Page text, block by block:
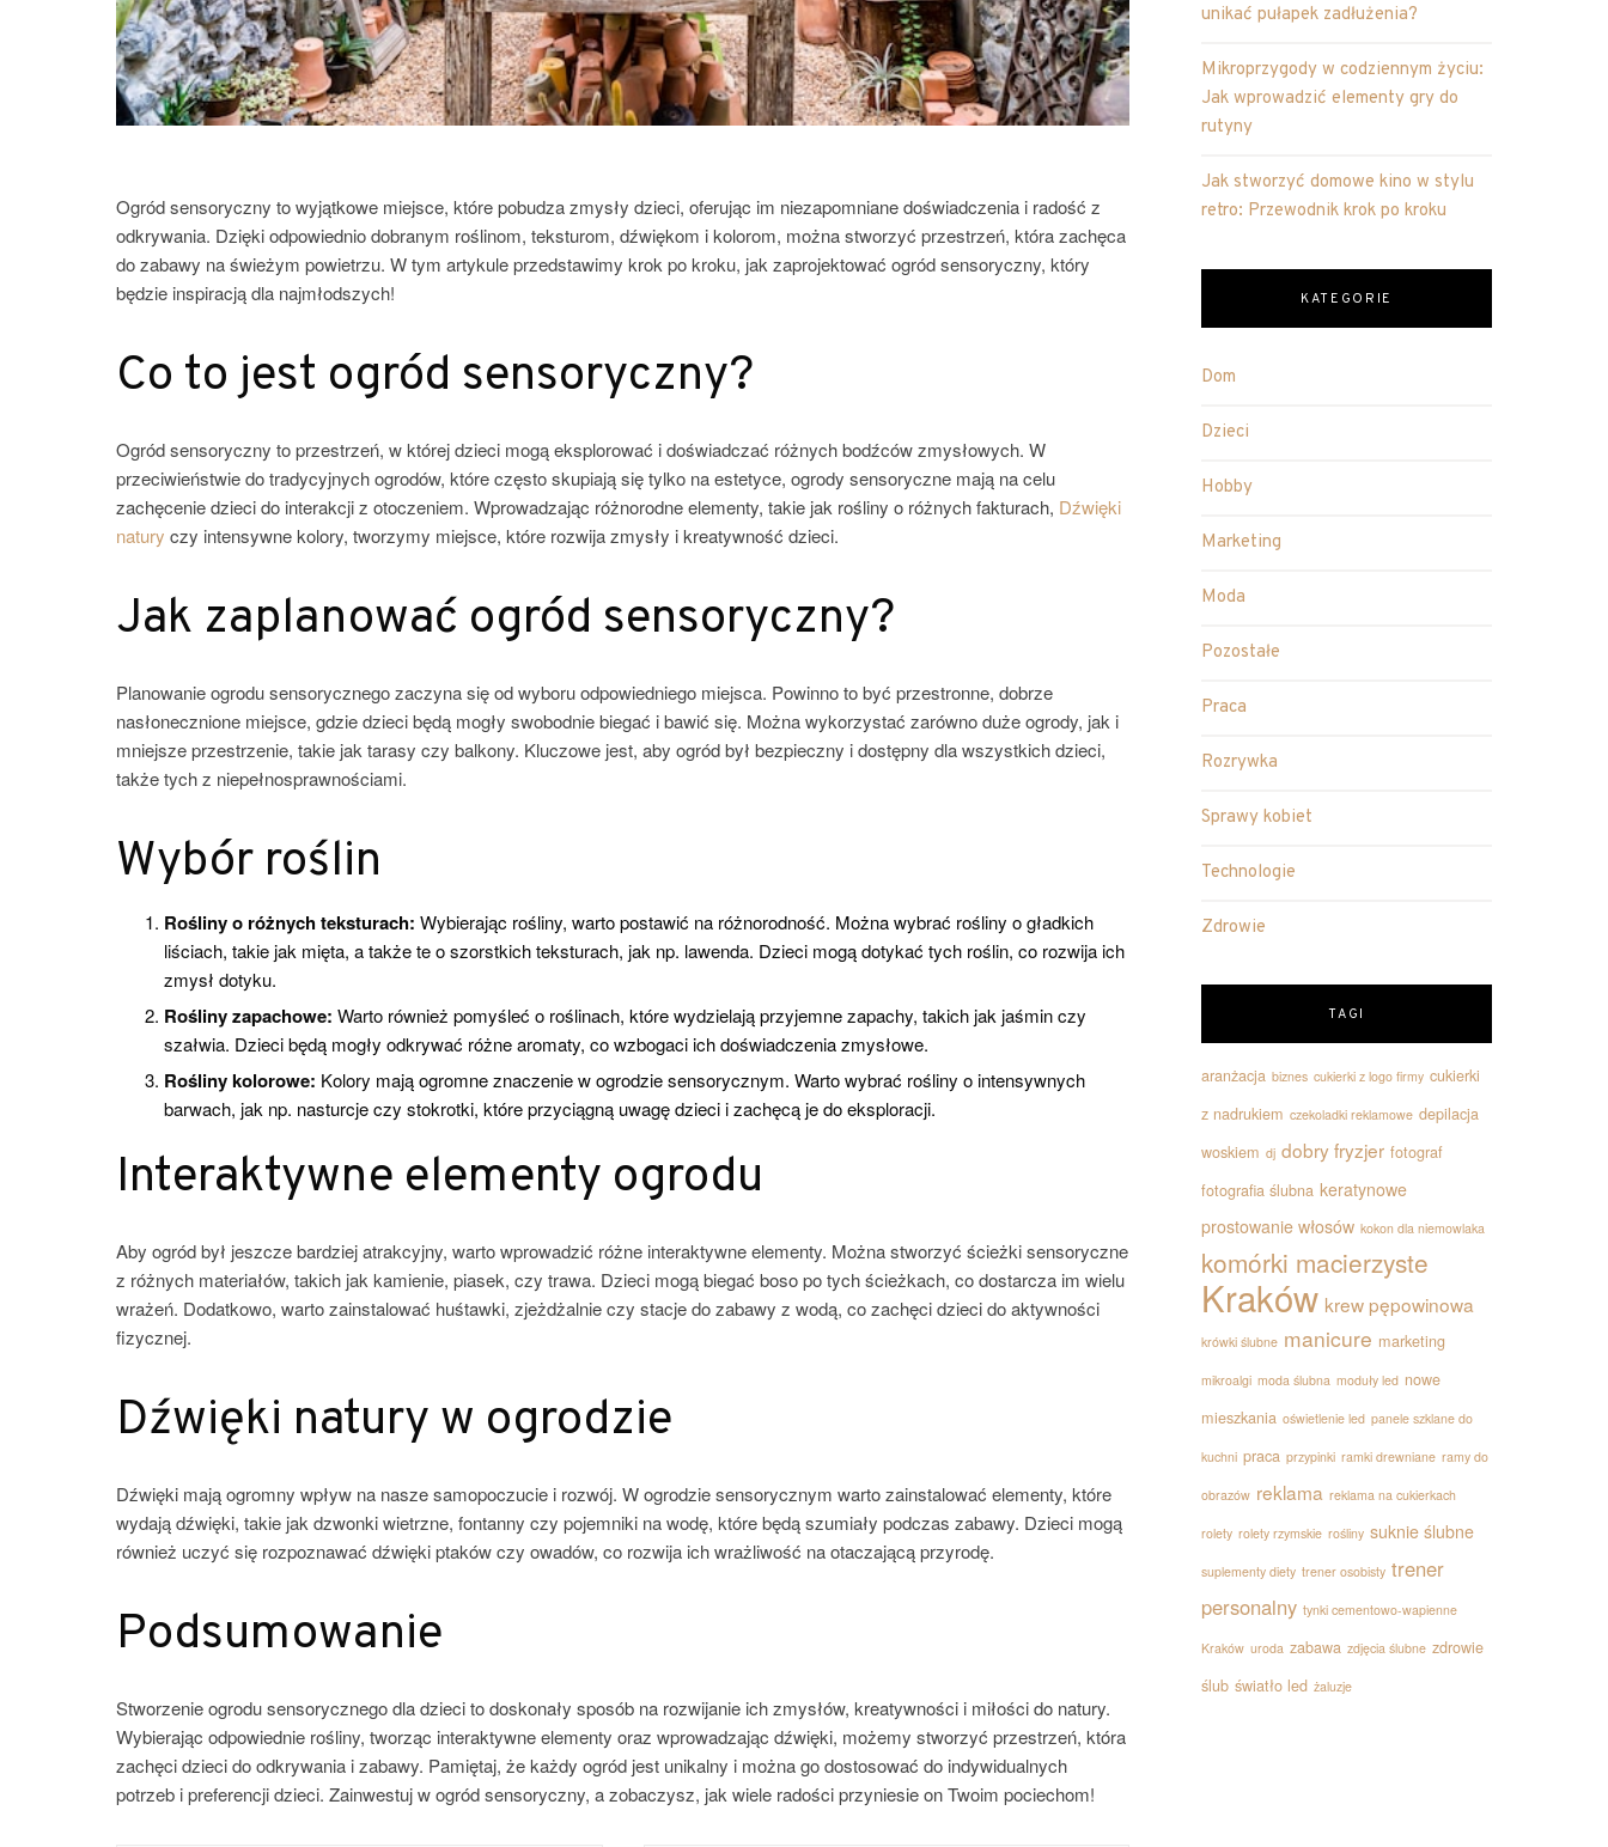
Ogród sensoryczny to wyjątkowe miejsce, które pobudza zmysły dzieci, oferując im niezapomniane doświadczenia i radość z
odkrywania. Dzięki odpowiednio dobranym roślinom, teksturom, dźwiękom i kolorom, można stworzyć przestrzeń, która zachęca
do zabawy na świeżym powietrzu. W tym artykule przedstawimy krok po kroku, jak zaprojektować ogród sensoryczny, który
będzie inspiracją dla najmłodszych!
Co to jest ogród sensoryczny?
Ogród sensoryczny to przestrzeń, w której dzieci mogą eksplorować i doświadczać różnych bodźców zmysłowych. W
przeciwieństwie do tradycyjnych ogrodów, które często skupiają się tylko na estetyce, ogrody sensoryczne mają na celu
zachęcenie dzieci do interakcji z otoczeniem. Wprowadzając różnorodne elementy, takie jak rośliny o różnych fakturach, Dźwięki
natury czy intensywne kolory, tworzymy miejsce, które rozwija zmysły i kreatywność dzieci.
Jak zaplanować ogród sensoryczny?
Planowanie ogrodu sensorycznego zaczyna się od wyboru odpowiedniego miejsca. Powinno to być przestronne, dobrze
nasłonecznione miejsce, gdzie dzieci będą mogły swobodnie biegać i bawić się. Można wykorzystać zarówno duże ogrody, jak i
mniejsze przestrzenie, takie jak tarasy czy balkony. Kluczowe jest, aby ogród był bezpieczny i dostępny dla wszystkich dzieci,
także tych z niepełnosprawnościami.
Wybór roślin
Rośliny o różnych teksturach: Wybierając rośliny, warto postawić na różnorodność. Można wybrać rośliny o gładkich
liściach, takie jak mięta, a także te o szorstkich teksturach, jak np. lawenda. Dzieci mogą dotykać tych roślin, co rozwija ich
zmysł dotyku.
Rośliny zapachowe: Warto również pomyśleć o roślinach, które wydzielają przyjemne zapachy, takich jak jaśmin czy
szałwia. Dzieci będą mogły odkrywać różne aromaty, co wzbogaci ich doświadczenia zmysłowe.
Rośliny kolorowe: Kolory mają ogromne znaczenie w ogrodzie sensorycznym. Warto wybrać rośliny o intensywnych
barwach, jak np. nasturcje czy stokrotki, które przyciągną uwagę dzieci i zachęcą je do eksploracji.
Interaktywne elementy ogrodu
Aby ogród był jeszcze bardziej atrakcyjny, warto wprowadzić różne interaktywne elementy. Można stworzyć ścieżki sensoryczne
z różnych materiałów, takich jak kamienie, piasek, czy trawa. Dzieci mogą biegać boso po tych ścieżkach, co dostarcza im wielu
wrażeń. Dodatkowo, warto zainstalować huśtawki, zjeżdżalnie czy stacje do zabawy z wodą, co zachęci dzieci do aktywności
fizycznej.
Dźwięki natury w ogrodzie
Dźwięki mają ogromny wpływ na nasze samopoczucie i rozwój. W ogrodzie sensorycznym warto zainstalować elementy, które
wydają dźwięki, takie jak dzwonki wietrzne, fontanny czy pojemniki na wodę, które będą szumiały podczas zabawy. Dzieci mogą
również uczyć się rozpoznawać dźwięki ptaków czy owadów, co rozwija ich wrażliwość na otaczającą przyrodę.
Podsumowanie
Stworzenie ogrodu sensorycznego dla dzieci to doskonały sposób na rozwijanie ich zmysłów, kreatywności i miłości do natury.
Wybierając odpowiednie rośliny, tworząc interaktywne elementy oraz wprowadzając dźwięki, możemy stworzyć przestrzeń, która
zachęci dzieci do odkrywania i zabawy. Pamiętaj, że każdy ogród jest unikalny i można go dostosować do indywidualnych
potrzeb i preferencji dzieci. Zainwestuj w ogród sensoryczny, a zobaczysz, jak wiele radości przyniesie on Twoim pociechom!
unikać pułapek zadłużenia?
Mikroprzygody w codziennym życiu:
Jak wprowadzić elementy gry do
rutyny
Jak stworzyć domowe kino w stylu
retro: Przewodnik krok po kroku
KATEGORIE
Dom
Dzieci
Hobby
Marketing
Moda
Pozostałe
Praca
Rozrywka
Sprawy kobiet
Technologie
Zdrowie
TAGI
aranżacja biznes cukierki z logo firmy cukierki
z nadrukiem czekoladki reklamowe depilacja
woskiem dj dobry fryzjer fotograf
fotografia ślubna keratynowe
prostowanie włosów kokon dla niemowlaka
komórki macierzyste
Kraków krew pępowinowa
krówki ślubne manicure marketing
mikroalgi moda ślubna moduły led nowe
mieszkania oświetlenie led panele szklane do
kuchni praca przypinki ramki drewniane ramy do
obrazów reklama reklama na cukierkach
rolety rolety rzymskie rośliny suknie ślubne
suplementy diety trener osobisty trener
personalny tynki cementowo-wapienne
Kraków uroda zabawa zdjęcia ślubne zdrowie
ślub światło led żaluzje